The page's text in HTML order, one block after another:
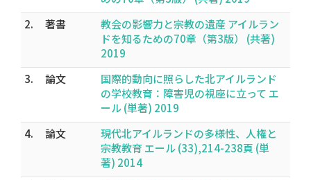
2.
著書
教会の影響力と宗教の遺産 アイルラン
ドを知るための70章（第3版） (共著)
2019
3.
論文
国際的動向に照らした北アイルランド
の学校教育：障害児の視座に立って エ
ール (単著) 2019
4.
論文
現代北アイルランドの多様性、人権と
宗教教育 エール (33),214-238頁 (単
著) 2014